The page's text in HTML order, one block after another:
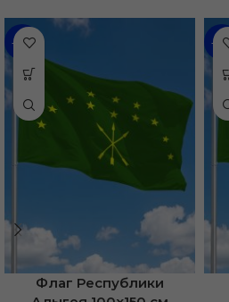
-46%
Флаг Республики
-